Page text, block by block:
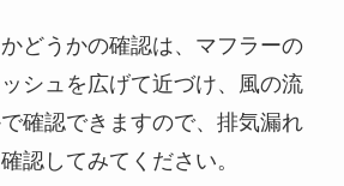
どうかの確認は、マフラーの
シュを広げて近づけ、風の流
確認できますので、排気漏れ
認してみてください。